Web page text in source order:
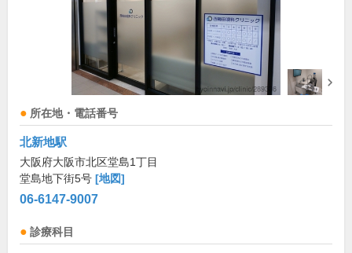
所在地・電話番号
北新地駅
大阪府大阪市北区堂島1丁目
堂島地下街5号 [地図]
06-6147-9007
診療科目